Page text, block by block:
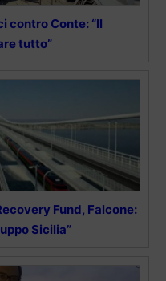
contro Conte: “Il
tutto”
Fund, Falcone:
Sicilia”